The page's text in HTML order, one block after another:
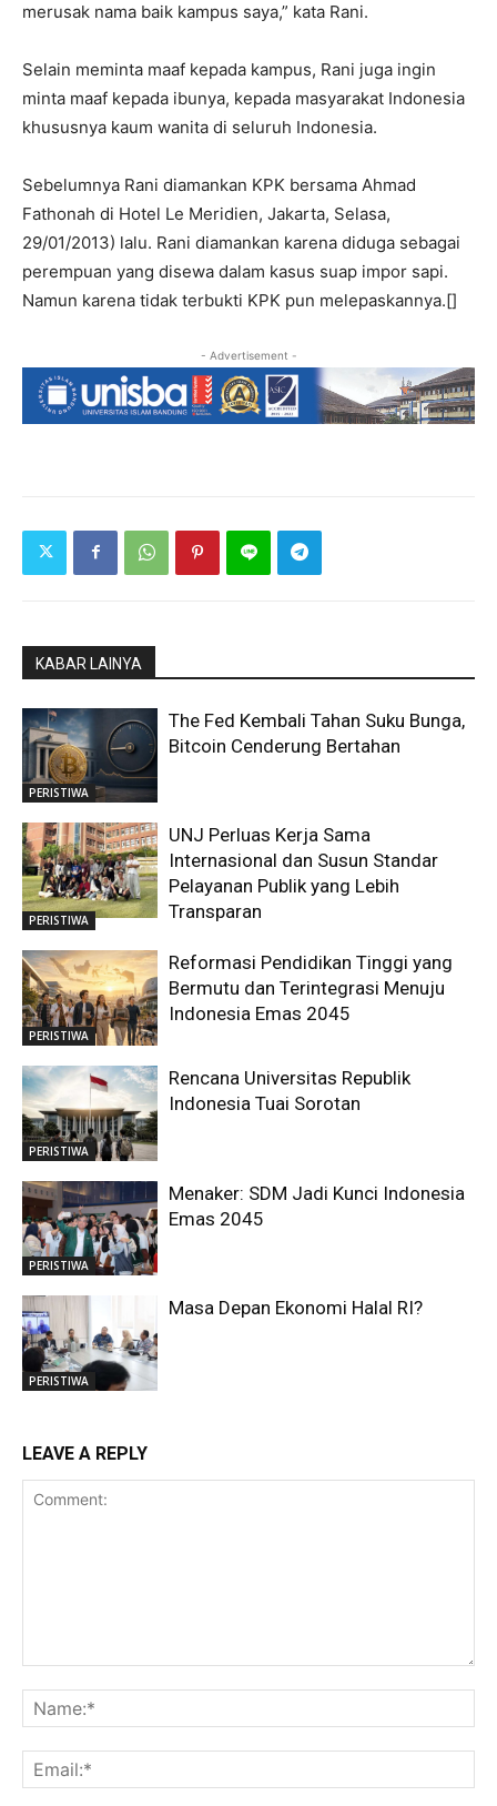
merusak nama baik kampus saya,” kata Rani.
Selain meminta maaf kepada kampus, Rani juga ingin
minta maaf kepada ibunya, kepada masyarakat Indonesia
khususnya kaum wanita di seluruh Indonesia.
Sebelumnya Rani diamankan KPK bersama Ahmad
Fathonah di Hotel Le Meridien, Jakarta, Selasa,
29/01/2013) lalu. Rani diamankan karena diduga sebagai
perempuan yang disewa dalam kasus suap impor sapi.
Namun karena tidak terbukti KPK pun melepaskannya.[]
- Advertisement -
KABAR LAINYA
PERISTIWA
The Fed Kembali Tahan Suku Bunga,
Bitcoin Cenderung Bertahan
PERISTIWA
UNJ Perluas Kerja Sama
Internasional dan Susun Standar
Pelayanan Publik yang Lebih
Transparan
PERISTIWA
Reformasi Pendidikan Tinggi yang
Bermutu dan Terintegrasi Menuju
Indonesia Emas 2045
PERISTIWA
Rencana Universitas Republik
Indonesia Tuai Sorotan
PERISTIWA
Menaker: SDM Jadi Kunci Indonesia
Emas 2045
PERISTIWA
Masa Depan Ekonomi Halal RI?
LEAVE A REPLY